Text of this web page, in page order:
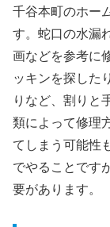
千谷本町のホー
す。蛇口の水漏
画などを参考に
ッキンを探した
りなど、割りと
類によって修理
てしまう可能性
でやることです
要があります。